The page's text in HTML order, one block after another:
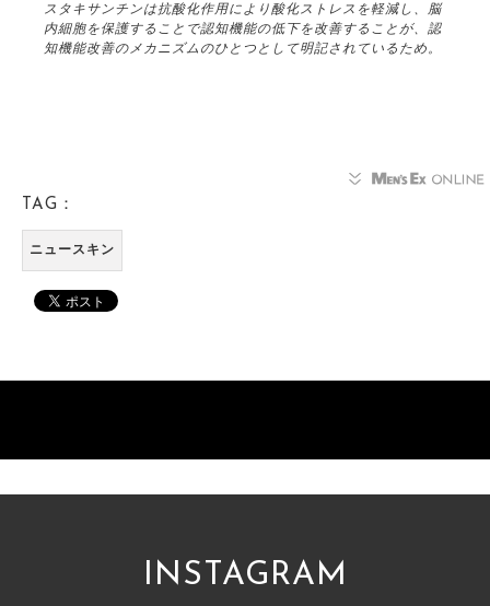
スタキサンチンは抗酸化作用により酸化ストレスを軽減し、脳
内細胞を保護することで認知機能の低下を改善することが、認
知機能改善のメカニズムのひとつとして明記されているため。
TAG：
ニュースキン
INSTAGRAM